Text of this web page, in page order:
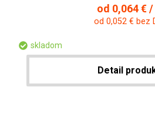
od 0,064 €
od 0,052 € bez
skladom
Detail